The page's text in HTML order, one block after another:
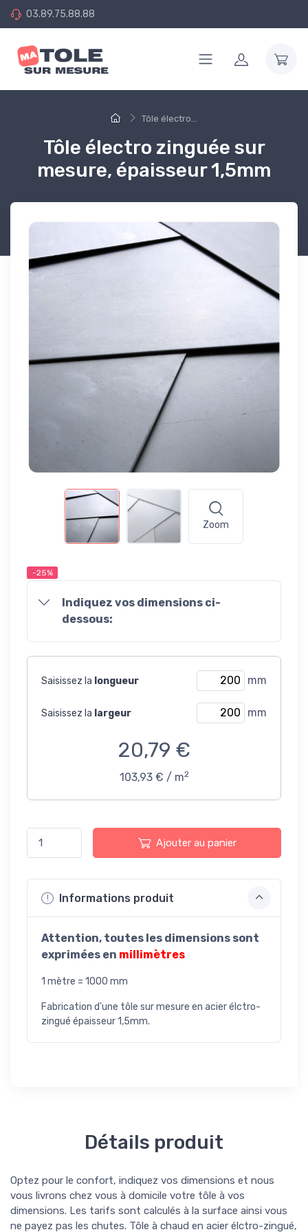
03.89.75.88.88
Tôle électro...
Tôle électro zinguée sur
mesure, épaisseur 1,5mm
Zoom
-25%
Indiquez vos dimensions ci-
dessous:
Saisissez la longueur mm
Saisissez la largeur mm
20,79 €
103,93 € / m2
Ajouter au panier
Informations produit
Attention, toutes les dimensions sont
exprimées en millimètres
1 mètre = 1000 mm
Fabrication d'une tôle sur mesure en acier élctro-
zingué épaisseur 1,5mm.
Détails produit
Optez pour le confort, indiquez vos dimensions et nous
vous livrons chez vous à domicile votre tôle à vos
dimensions. Les tarifs sont calculés à la surface ainsi vous
ne payez pas les chutes. Tôle à chaud en acier élctro-zingué,